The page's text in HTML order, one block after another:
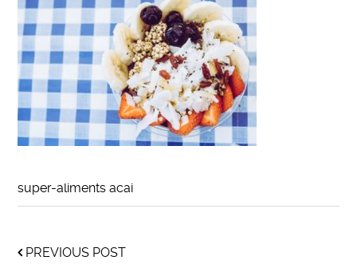
super-aliments acai
PREVIOUS POST